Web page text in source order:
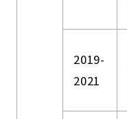
2019-
2021